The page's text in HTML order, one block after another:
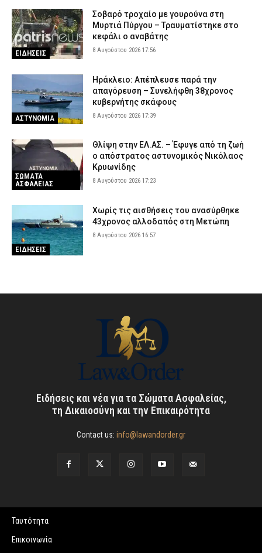
ΕΙΔΗΣΕΙΣ
Σοβαρό τροχαίο με γουρούνα στη
Μυρτιά Πύργου – Τραυματίστηκε στο
κεφάλι ο αναβάτης
8 Αυγούστου 2026 17:56
ΑΣΤΥΝΟΜΙΑ
Ηράκλειο: Απέπλευσε παρά την
απαγόρευση – Συνελήφθη 38χρονος
κυβερνήτης σκάφους
8 Αυγούστου 2026 17:39
ΣΩΜΑΤΑ
ΑΣΦΑΛΕΙΑΣ
Θλίψη στην ΕΛ.ΑΣ. – Έφυγε από τη ζωή
ο απόστρατος αστυνομικός Νικόλαος
Κρυωνίδης
8 Αυγούστου 2026 17:23
ΕΙΔΗΣΕΙΣ
Χωρίς τις αισθήσεις του ανασύρθηκε
43χρονος αλλοδαπός στη Μετώπη
8 Αυγούστου 2026 16:57
Ειδήσεις και νέα για τα Σώματα Ασφαλείας,
τη Δικαιοσύνη και την Επικαιρότητα
Contact us: info@lawandorder.gr
Ταυτότητα
Επικοινωνία